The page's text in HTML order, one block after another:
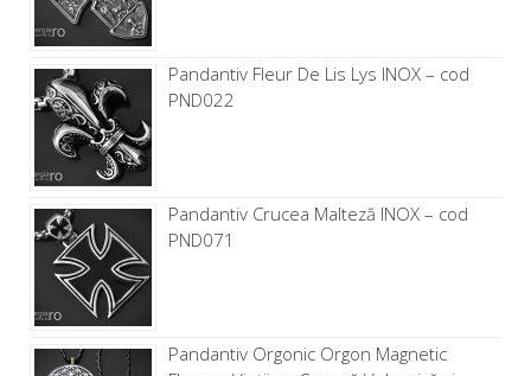
Pandantiv Fleur De Lis Lys INOX – cod
PND022
Pandantiv Crucea Malteză INOX – cod
PND071
Pandantiv Orgonic Orgon Magnetic